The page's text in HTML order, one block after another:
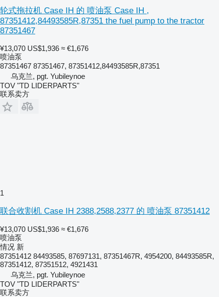
轮式拖拉机 Case IH 的 喷油泵 Case IH ,
87351412,84493585R,87351 the fuel pump to the tractor
87351467
¥13,070 US$1,936 ≈ €1,676
喷油泵
87351467 87351467, 87351412,84493585R,87351
乌克兰, pgt. Yubileynoe
TOV "TD LIDERPARTS"
联系卖方
1
联合收割机 Case IH 2388,2588,2377 的 喷油泵 87351412
¥13,070 US$1,936 ≈ €1,676
喷油泵
情况 新
87351412 84493585, 87697131, 87351467R, 4954200, 84493585R,
87351412, 87351512, 4921431
乌克兰, pgt. Yubileynoe
TOV "TD LIDERPARTS"
联系卖方